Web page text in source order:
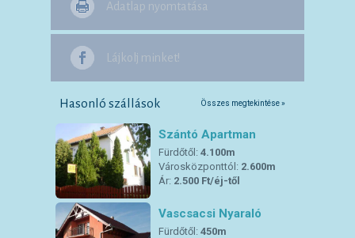
Adatlap nyomtatása
Lájkolj minket!
Hasonló szállások Összes megtekintése »
Szántó Apartman
Fürdőtől: 4.100m
Városközponttól: 2.600m
Ár: 2.500 Ft/éj-től
Vascsacsi Nyaraló
Fürdőtől: 450m